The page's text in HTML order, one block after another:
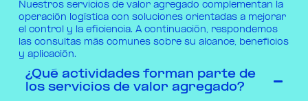
Nuestros servicios de valor agregado complementan la
operación logística con soluciones orientadas a mejorar
el control y la eficiencia. A continuación, respondemos
las consultas más comunes sobre su alcance, beneficios
y aplicación.
¿Qué actividades forman parte de
los servicios de valor agregado?